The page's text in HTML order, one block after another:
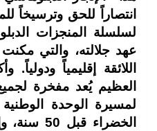
انتصاراً للحق وترسيخاً
لسلسلة المنجزات
عهد جلالته، والتي
اللائقة إقليمياً ودولياً.
العظيم يُعد مفخرة
لمسيرة الوحدة
الخضراء